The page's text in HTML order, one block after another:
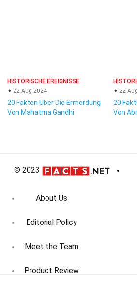
HISTORISCHE EREIGNISSE
22 Aug 2024
20 Fakten Über Die Ermordung
Von Mahatma Gandhi
22
20
Von
© 2023
About Us
Editorial Policy
Meet the Team
Product Review